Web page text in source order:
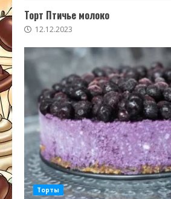
Торт Птичье молоко
12.12.2023
Торты